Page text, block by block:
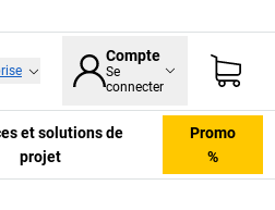
Compte
Se
connecter
et solutions de
projet
Promo
%